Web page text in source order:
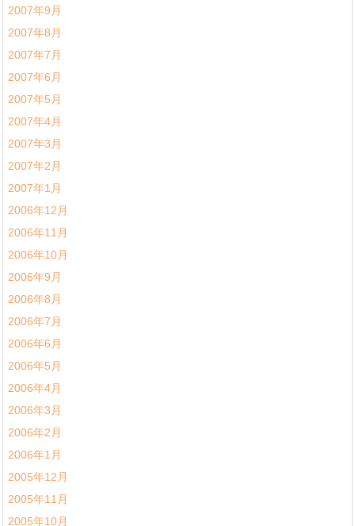
2007年9月
2007年8月
2007年7月
2007年6月
2007年5月
2007年4月
2007年3月
2007年2月
2007年1月
2006年12月
2006年11月
2006年10月
2006年9月
2006年8月
2006年7月
2006年6月
2006年5月
2006年4月
2006年3月
2006年2月
2006年1月
2005年12月
2005年11月
2005年10月